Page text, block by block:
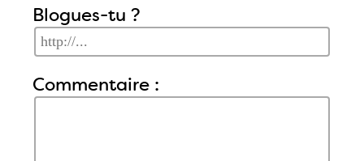
Blogues-tu ?
Commentaire :